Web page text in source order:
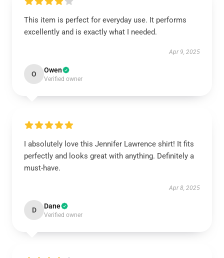
This item is perfect for everyday use. It performs
excellently and is exactly what I needed.
Apr 9, 2025
O Owen
Verified owner
I absolutely love this Jennifer Lawrence shirt! It fits
perfectly and looks great with anything. Definitely a
must-have.
Apr 8, 2025
D Dane
Verified owner